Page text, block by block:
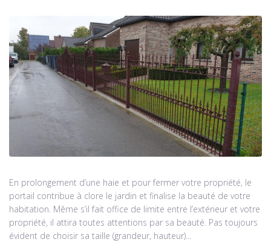
En prolongement d’une haie et pour fermer votre propriété, le
portail contribue à clore le jardin et finalise la beauté de votre
habitation. Même s’il fait office de limite entre l’extérieur et votre
propriété, il attira toutes attentions par sa beauté. Pas toujours
évident de choisir sa taille (grandeur, hauteur)...